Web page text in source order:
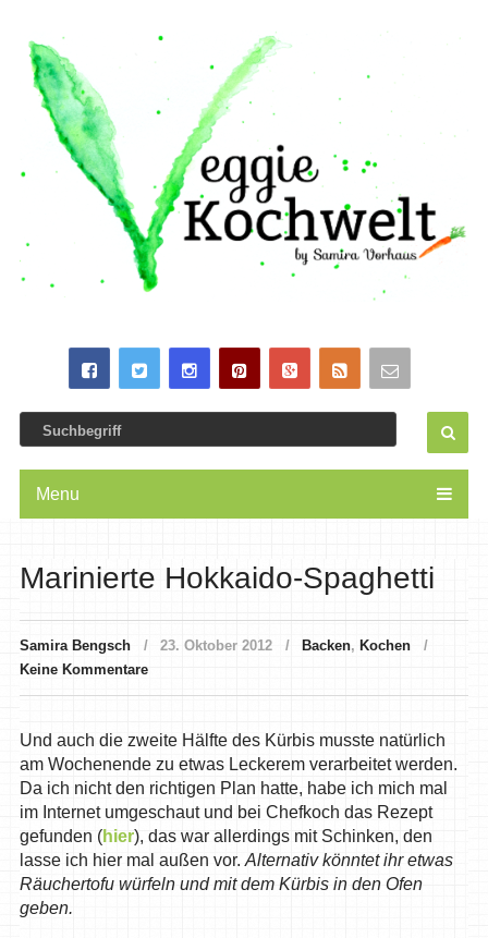
Menu
Marinierte Hokkaido-Spaghetti
Samira Bengsch 23. Oktober 2012 Backen, Kochen
Keine Kommentare
Und auch die zweite Hälfte des Kürbis musste natürlich
am Wochenende zu etwas Leckerem verarbeitet werden.
Da ich nicht den richtigen Plan hatte, habe ich mich mal
im Internet umgeschaut und bei Chefkoch das Rezept
gefunden (hier), das war allerdings mit Schinken, den
lasse ich hier mal außen vor. Alternativ könntet ihr etwas
Räuchertofu würfeln und mit dem Kürbis in den Ofen
geben.